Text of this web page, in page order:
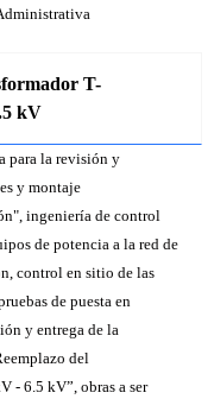
T-
kV
para la revisión y
y montaje
ingeniería de control
de potencia a la red de
control en sitio de las
de puesta en
y entrega de la
del
- 6.5 kV”, obras a ser